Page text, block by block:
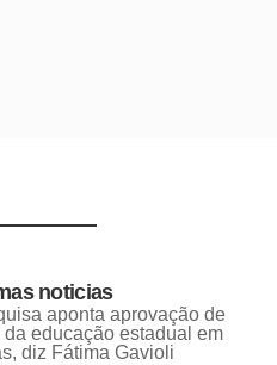
noticias
aponta aprovação de
da educação estadual em
diz Fátima Gavioli